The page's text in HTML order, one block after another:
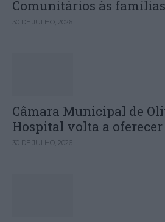
Comunitários às
30 DE JULHO, 2026
Câmara Municipal de
Hospital volta a oferecer
30 DE JULHO, 2026